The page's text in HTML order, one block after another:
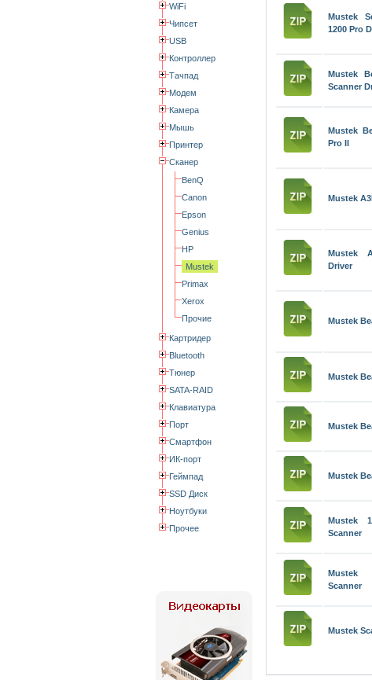
WiFi
Чипсет
USB
Контроллер
Тачпад
Модем
Камера
Мышь
Принтер
Сканер
BenQ
Canon
Epson
Genius
HP
Mustek
Primax
Xerox
Прочие
Картридер
Bluetooth
Тюнер
SATA-RAID
Клавиатура
Порт
Смартфон
ИК-порт
Геймпад
SSD Диск
Ноутбуки
Прочее
Mustek
1200 Pro
Mustek
Scanner
Mustek
Pro II
Mustek
Mustek
Driver
Mustek
Mustek
Mustek
Mustek
Mustek
Scanner
Mustek
Scanner
Mustek